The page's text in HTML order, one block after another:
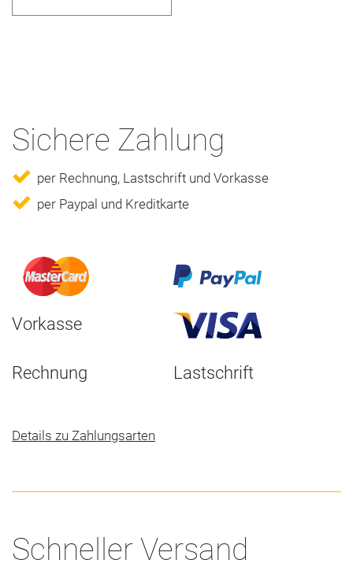
Sichere Zahlung
per Rechnung, Lastschrift und Vorkasse
per Paypal und Kreditkarte
Vorkasse
Rechnung Lastschrift
Details zu Zahlungsarten
Schneller Versand